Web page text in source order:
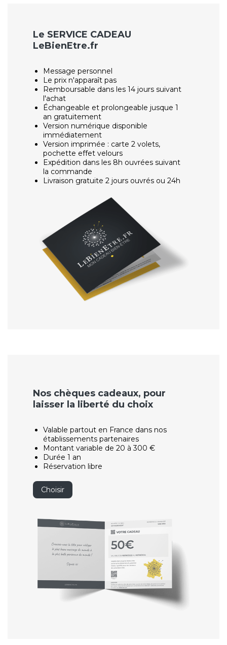
Le SERVICE CADEAU
LeBienEtre.fr
Message personnel
Le prix n'apparaît pas
Remboursable dans les 14 jours suivant
l'achat
Échangeable et prolongeable jusque 1
an gratuitement
Version numérique disponible
immédiatement
Version imprimée : carte 2 volets,
pochette effet velours
Expédition dans les 8h ouvrées suivant
la commande
Livraison gratuite 2 jours ouvrés ou 24h
Nos chèques cadeaux, pour
laisser la liberté du choix
Valable partout en France dans nos
établissements partenaires
Montant variable de 20 à 300 €
Durée 1 an
Réservation libre
Choisir